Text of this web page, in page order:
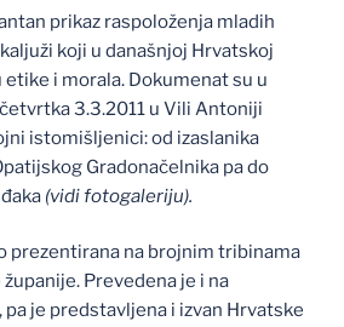
prikaz raspoloženja mladih
koji u današnjoj Hrvatskoj
i morala. Dokumenat su u
3.3.2011 u Vili Antoniji
istomišljenici: od izaslanika
Gradonačelnika pa do
(vidi fotogaleriju).
prezentirana na brojnim tribinama
Prevedena je i na
je predstavljena i izvan Hrvatske